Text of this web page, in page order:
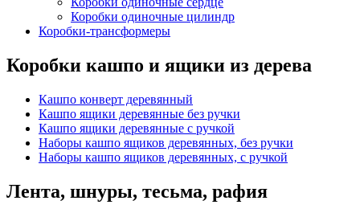
Коробки одиночные цилиндр
Коробки-трансформеры
Коробки кашпо и ящики из дерева
Кашпо конверт деревянный
Кашпо ящики деревянные без ручки
Кашпо ящики деревянные с ручкой
Наборы кашпо ящиков деревянных, без ручки
Наборы кашпо ящиков деревянных, с ручкой
Лента, шнуры, тесьма, рафия